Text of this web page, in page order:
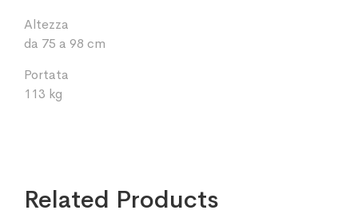
Altezza
da 75 a 98 cm
Portata
113 kg
Related Products